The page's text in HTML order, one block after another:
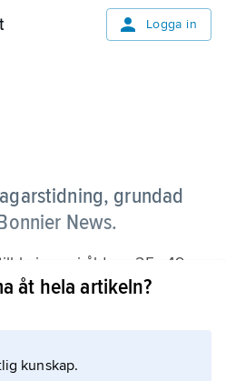
Logga in
grundad
News.
kvinnor i åldern 25–49
efter chefredaktören till
mat, inredning, jobb,
åt hela artikeln?
kunskap.